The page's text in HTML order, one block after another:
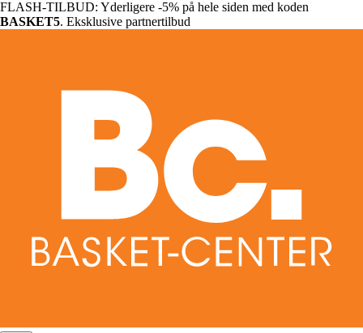
FLASH-TILBUD: Yderligere -5% på hele siden med koden
BASKET5. Eksklusive partnertilbud